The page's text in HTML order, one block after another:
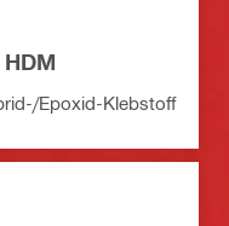
Epoxid-Klebstoff